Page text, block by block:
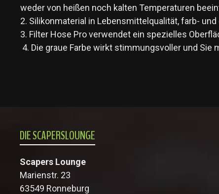
weder von heißen noch kalten Temperaturen
2. Silikonmaterial in Lebensmittelqualität, farb-
3. Filter Hose Pro verwendet ein spezielles
4. Die graue Farbe wirkt stimmungsvoller und
DIE SCAPERSLOUNGE
Scapers Lounge
Marienstr. 23
63549 Ronneburg